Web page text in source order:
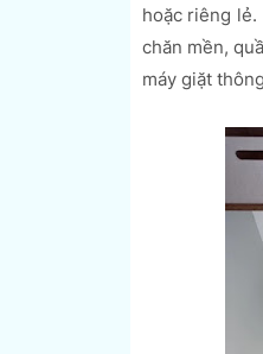
hoặc riêng
chăn mền,
máy giặt